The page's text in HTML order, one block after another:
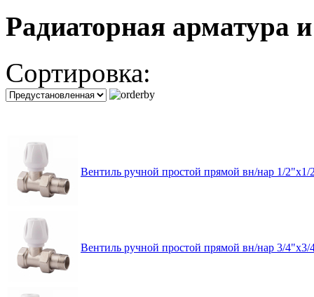
Радиаторная арматура
Сортировка:
Вентиль ручной простой прямой вн/нар 1/
Вентиль ручной простой прямой вн/нар 3/